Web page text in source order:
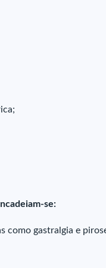
se:
como gastralgia e